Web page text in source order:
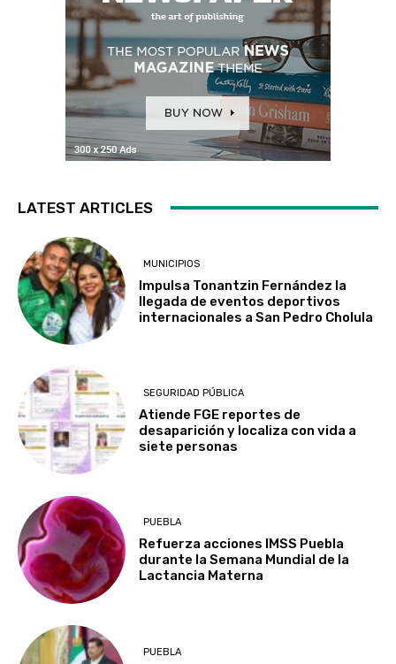
LATEST ARTICLES
MUNICIPIOS
Impulsa Tonantzin Fernández la
llegada de eventos deportivos
internacionales a San Pedro Cholula
SEGURIDAD PÚBLICA
Atiende FGE reportes de
desaparición y localiza con vida a
siete personas
PUEBLA
Refuerza acciones IMSS Puebla
durante la Semana Mundial de la
Lactancia Materna
PUEBLA